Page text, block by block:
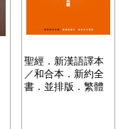
►
►
聖經．新漢語譯本
／和合本．新約全
書．並排版．繁體